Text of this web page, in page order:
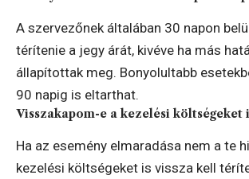
A szervezőnek általában 30 napon
térítenie a jegy árát, kivéve ha más
állapítottak meg. Bonyolultabb
90 napig is eltarthat.
Visszakapom-e a kezelési költségeket
Ha az esemény elmaradása nem a te
kezelési költségeket is vissza kell